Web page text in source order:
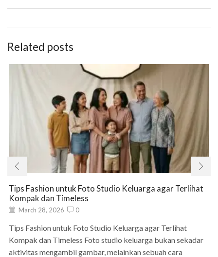
Related posts
Tips Fashion untuk Foto Studio Keluarga agar Terlihat
Kompak dan Timeless
March 28, 2026 0
Tips Fashion untuk Foto Studio Keluarga agar Terlihat
Kompak dan Timeless Foto studio keluarga bukan sekadar
aktivitas mengambil gambar, melainkan sebuah cara